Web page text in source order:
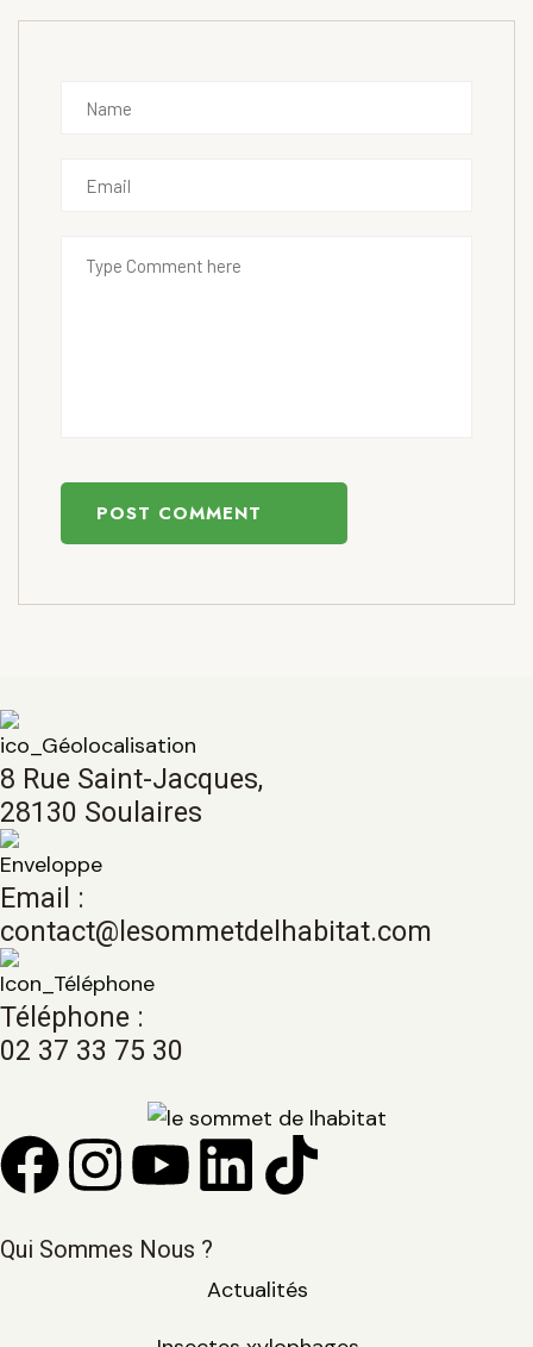
POST COMMENT
8 Rue Saint-Jacques,
28130 Soulaires
Email :
contact@lesommetdelhabitat.com
Téléphone :
02 37 33 75 30
Qui Sommes Nous ?
Actualités